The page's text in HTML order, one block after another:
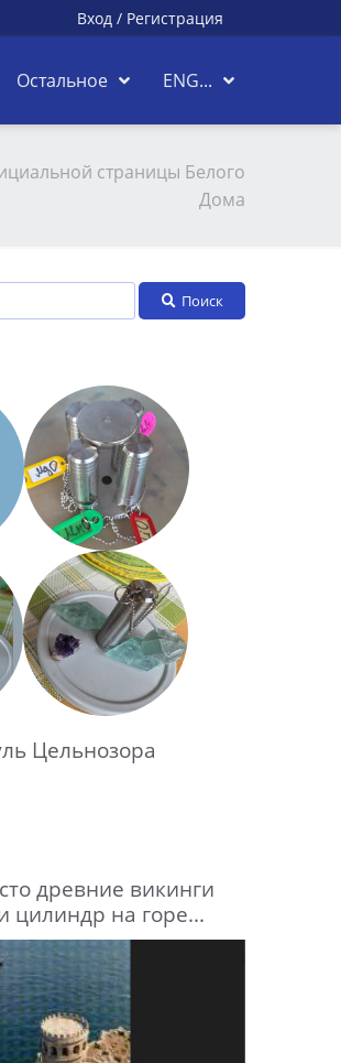
Вход / Регистрация
Остальное ENG...
страницы Белого
Дома
Поиск
Цельнозора
древние викинги
цилиндр на горе...